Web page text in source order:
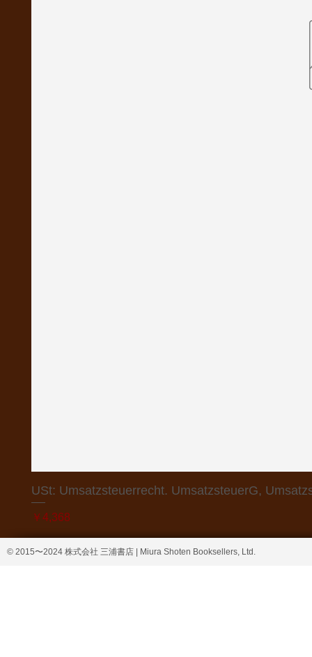
USt: Umsatzsteuerrecht. UmsatzsteuerG,
価格
￥4,368
© 2015〜2024 株式会社 三浦書店 | Miura Shoten Booksellers, Ltd.